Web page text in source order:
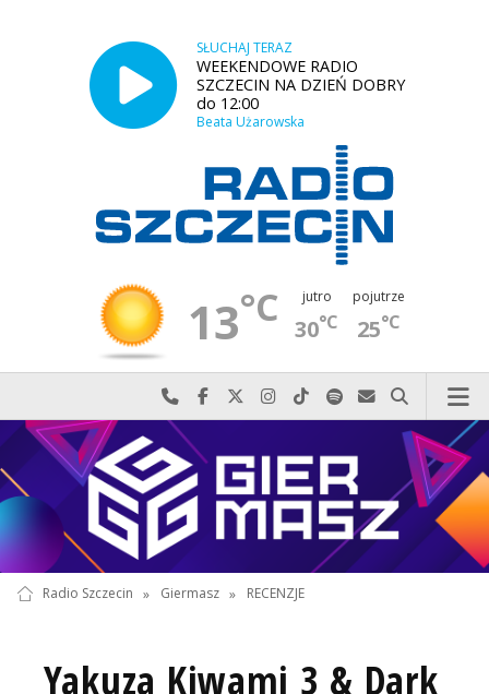
SŁUCHAJ TERAZ
WEEKENDOWE RADIO
SZCZECIN NA DZIEŃ DOBRY
do 12:00
Beata Użarowska
13°C jutro
30°C
pojutrze
25°C
Najlepiej po prostu do nas zadzwoń
Odwiedź nas na Facebook-u
Odwiedź nas na X
Odwiedź nas na Instagram-ie
Odwiedź nas na TikTok-u
Szukaj nas na Spotify
Wyślij do nas
Szukaj
Radio Szczecin » Giermasz » RECENZJE
Yakuza Kiwami 3 & Dark